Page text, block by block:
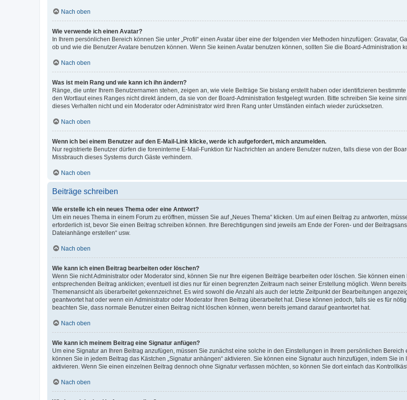
Nach oben
Wie verwende ich einen Avatar?
In Ihrem persönlichen Bereich können Sie unter „Profil“ einen Avatar über eine der folgenden vier Methoden hinzufügen: Gravatar,
ob und wie die Benutzer Avatare benutzen können. Wenn Sie keinen Avatar benutzen können, sollten Sie die Board-Administration
Nach oben
Was ist mein Rang und wie kann ich ihn ändern?
Ränge, die unter Ihrem Benutzernamen stehen, zeigen an, wie viele Beiträge Sie bislang erstellt haben oder identifizieren
den Wortlaut eines Ranges nicht direkt ändern, da sie von der Board-Administration festgelegt wurden. Bitte schreiben Sie keine
dieses Verhalten nicht und ein Moderator oder Administrator wird Ihren Rang unter Umständen einfach wieder zurücksetzen.
Nach oben
Wenn ich bei einem Benutzer auf den E-Mail-Link klicke, werde ich aufgefordert, mich anzumelden.
Nur registrierte Benutzer dürfen die foreninterne E-Mail-Funktion für Nachrichten an andere Benutzer nutzen, falls diese von der
Missbrauch dieses Systems durch Gäste verhindern.
Nach oben
Beiträge schreiben
Wie erstelle ich ein neues Thema oder eine Antwort?
Um ein neues Thema in einem Forum zu eröffnen, müssen Sie auf „Neues Thema“ klicken. Um auf einen Beitrag zu antworten,
erforderlich ist, bevor Sie einen Beitrag schreiben können. Ihre Berechtigungen sind jeweils am Ende der Foren- und der
Dateianhänge erstellen“ usw.
Nach oben
Wie kann ich einen Beitrag bearbeiten oder löschen?
Wenn Sie nicht Administrator oder Moderator sind, können Sie nur Ihre eigenen Beiträge bearbeiten oder löschen. Sie können
entsprechenden Beitrag anklicken; eventuell ist dies nur für einen begrenzten Zeitraum nach seiner Erstellung möglich. Wenn
Themenansicht als überarbeitet gekennzeichnet. Es wird sowohl die Anzahl als auch der letzte Zeitpunkt der Bearbeitungen
geantwortet hat oder wenn ein Administrator oder Moderator Ihren Beitrag überarbeitet hat. Diese können jedoch, falls sie es für
beachten Sie, dass normale Benutzer einen Beitrag nicht löschen können, wenn bereits jemand darauf geantwortet hat.
Nach oben
Wie kann ich meinem Beitrag eine Signatur anfügen?
Um eine Signatur an Ihren Beitrag anzufügen, müssen Sie zunächst eine solche in den Einstellungen in Ihrem persönlichen
können Sie in jedem Beitrag das Kästchen „Signatur anhängen“ aktivieren. Sie können eine Signatur auch hinzufügen, indem Sie
aktivieren. Wenn Sie einen einzelnen Beitrag dennoch ohne Signatur verfassen möchten, so können Sie dort einfach das
Nach oben